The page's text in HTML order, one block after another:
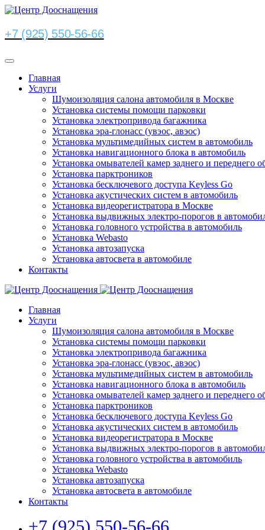
+7 (925) 550-56-66
Главная
Услуги
Шумоизоляция салона автомобиля в Москве
Установка системы помощи парковки
Установка электропривода багажника
Установка эра-глонасс (увэос, авэос)
Установка мультимедийных систем в автомобиль
Установка навигационного блока в автомобиль
Установка омывателей камер заднего и переднего
Установка парктроников
Установка бесключевого доступа Keyless Go
Установка акустических систем в автомобиль
Установка видеорегистратора в Москве
Установка выдвижных электро-порогов в
Установка головного устройства в автомобиль
Установка Webasto
Установка автозапуска
Установка автосвета в автомобиле
Контакты
Главная
Услуги
Шумоизоляция салона автомобиля в Москве
Установка системы помощи парковки
Установка электропривода багажника
Установка эра-глонасс (увэос, авэос)
Установка мультимедийных систем в автомобиль
Установка навигационного блока в автомобиль
Установка омывателей камер заднего и переднего
Установка парктроников
Установка бесключевого доступа Keyless Go
Установка акустических систем в автомобиль
Установка видеорегистратора в Москве
Установка выдвижных электро-порогов в
Установка головного устройства в автомобиль
Установка Webasto
Установка автозапуска
Установка автосвета в автомобиле
Контакты